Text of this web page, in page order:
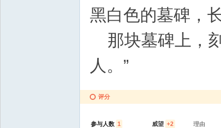
黑白色的墓碑，
那块墓碑上，
人。”
评分
参与人数 1 威望 +2 理由